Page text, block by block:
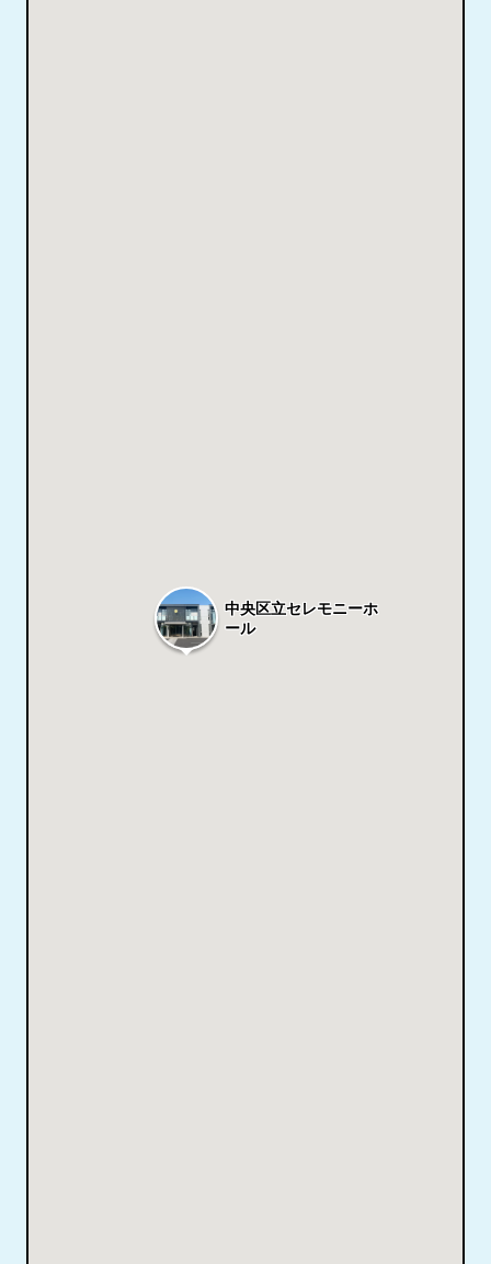
中央区立セレモニーホ
ール